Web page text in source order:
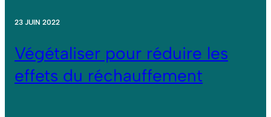
23 JUIN 2022
Végétaliser pour réduire les
effets du réchauffement